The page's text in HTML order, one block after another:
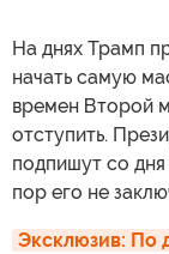
На днях Трамп
начать самую
времен Второй
отступить.
подпишут со
пор его не
Эксклюзив: По